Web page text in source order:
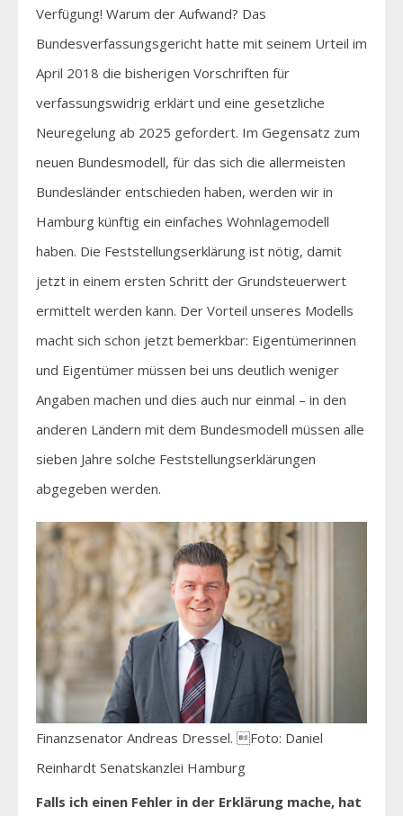
Verfügung! Warum der Aufwand? Das
Bundesverfassungsgericht hatte mit seinem Urteil im
April 2018 die bisherigen Vorschriften für
verfassungswidrig erklärt und eine gesetzliche
Neuregelung ab 2025 gefordert. Im Gegensatz zum
neuen Bundesmodell, für das sich die allermeisten
Bundesländer entschieden haben, werden wir in
Hamburg künftig ein einfaches Wohnlagemodell
haben. Die Feststellungserklärung ist nötig, damit
jetzt in einem ersten Schritt der Grundsteuerwert
ermittelt werden kann. Der Vorteil unseres Modells
macht sich schon jetzt bemerkbar: Eigentümerinnen
und Eigentümer müssen bei uns deutlich weniger
Angaben machen und dies auch nur einmal – in den
anderen Ländern mit dem Bundesmodell müssen alle
sieben Jahre solche Feststellungserklärungen
abgegeben werden.
Finanzsenator Andreas Dressel. Foto: Daniel
Reinhardt Senatskanzlei Hamburg
Falls ich einen Fehler in der Erklärung mache, hat